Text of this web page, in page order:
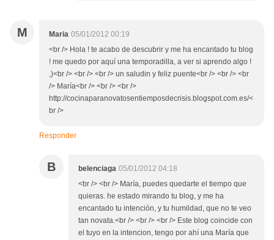
M Maria 05/01/2012 00:19
<br /> Hola ! te acabo de descubrir y me ha encantado tu blog
! me quedo por aquí una temporadilla, a ver si aprendo algo !
,)<br /> <br /> <br /> un saludin y feliz puente<br /> <br /> <br
/> María<br /> <br /> <br />
http://cocinaparanovatosentiemposdecrisis.blogspot.com.es/<
br />
Responder
B belenciaga 05/01/2012 04:18
<br /> <br /> María, puedes quedarte el tiempo que
quieras. he estado mirando tu blog, y me ha
encantado tu intención, y tu humildad, que no te veo
tan novata.<br /> <br /> <br /> Este blog coincide con
el tuyo en la intencion, tengo por ahí una María que